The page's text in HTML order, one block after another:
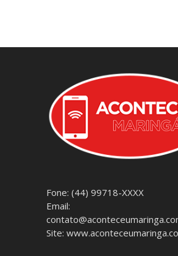
Fone: (44) 99718-XXXX
Email:
Site: